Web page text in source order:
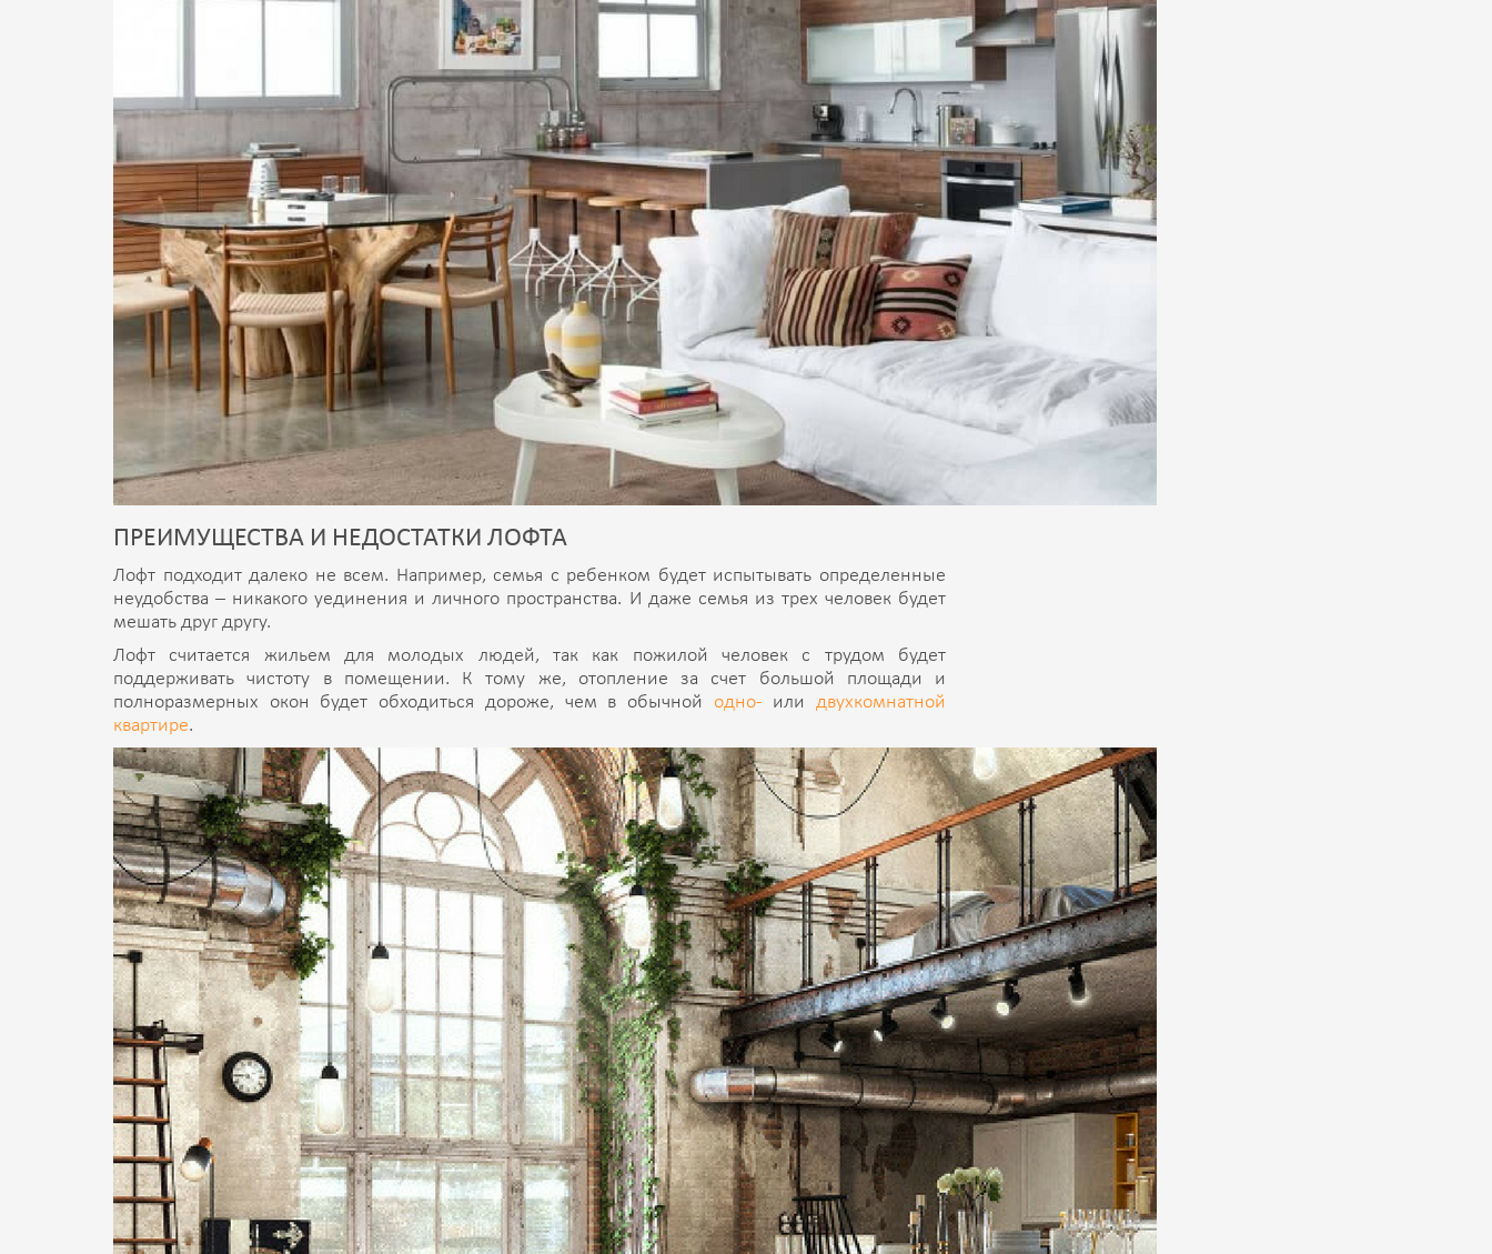
ПРЕИМУЩЕСТВА И НЕДОСТАТКИ ЛОФТА
Лофт подходит далеко не всем. Например, семья с ребенком будет испытывать определенные
неудобства – никакого уединения и личного пространства. И даже семья из трех человек будет
мешать друг другу.
Лофт считается жильем для молодых людей, так как пожилой человек с трудом будет
поддерживать чистоту в помещении. К тому же, отопление за счет большой площади и
полноразмерных окон будет обходиться дороже, чем в обычной одно- илидвухкомнатной
квартире.